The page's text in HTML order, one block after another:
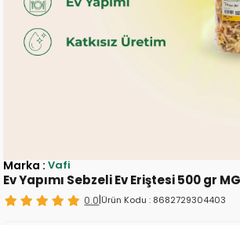
Ev Yapımı Sebzeli Ev Eriştesi 500 gr MG
0.0|Ürün Kodu : 8682729304403
Marka : Vafi